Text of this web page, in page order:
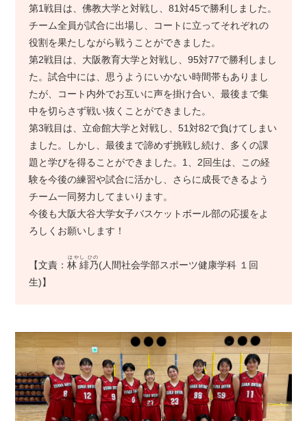
第1戦目は、佛教大学と対戦し、81対45で勝利しました。
チーム全員が試合に出場し、コートに立ってそれぞれの
役割を果たしながら戦うことができました。
第2戦目は、大阪教育大学と対戦し、95対77で勝利しまし
た。試合中には、思うようにいかない時間帯もありまし
たが、コート内外でお互いに声を掛け合い、最後まで集
中を切らさず戦い抜くことができました。
第3戦目は、立命館大学と対戦し、51対82で負けてしまい
ました。しかし、最後まで諦めず挑戦し続け、多くの課
題と学びを得ることができました。1、2回生は、この経
験を今後の練習や試合に活かし、さらに成長できるよう
チーム一同努力してまいります。
今後も大阪大谷大学女子バスケットボール部の応援をよ
ろしくお願いします！
【文責：林 緋乃
はやし ひの
(人間社会学部スポーツ健康学科 １回
生)】